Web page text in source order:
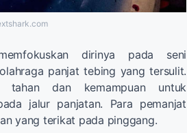
dirinya pada seni
panjat tebing yang tersulit.
dan kemampuan untuk
jalur panjatan. Para pemanjat
yang terikat pada pinggang.